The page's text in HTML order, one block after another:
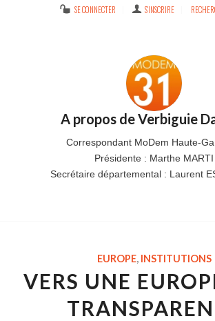
SE CONNECTER S’INSCRIRE
A propos deVerbiguie
Correspondant MoDem Haute-
Présidente : Marthe MARTI
Secrétaire départemental : Laurent
EUROPE, INSTITUTIONS
VERS UNE